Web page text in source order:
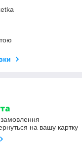
на вашу картку